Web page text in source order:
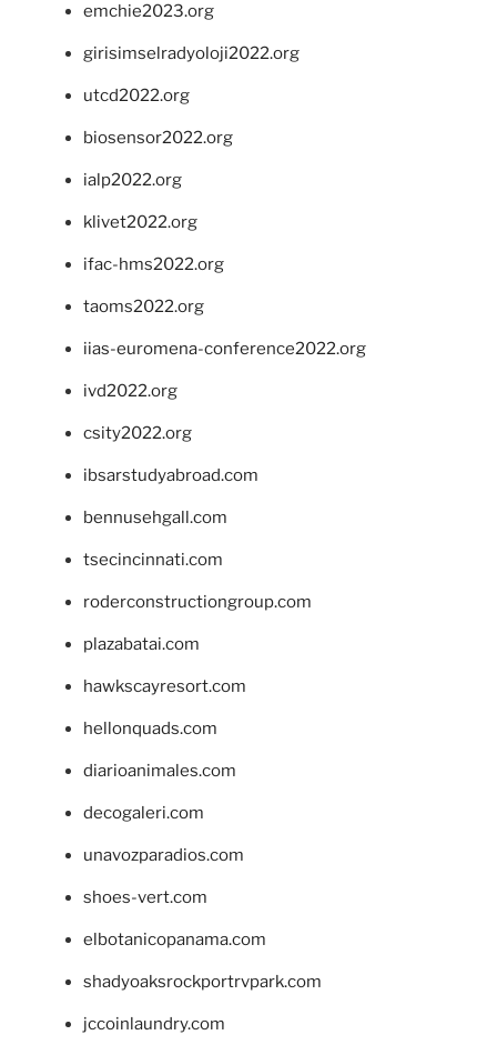
emchie2023.org
girisimselradyoloji2022.org
utcd2022.org
biosensor2022.org
ialp2022.org
klivet2022.org
ifac-hms2022.org
taoms2022.org
iias-euromena-conference2022.org
ivd2022.org
csity2022.org
ibsarstudyabroad.com
bennusehgall.com
tsecincinnati.com
roderconstructiongroup.com
plazabatai.com
hawkscayresort.com
hellonquads.com
diarioanimales.com
decogaleri.com
unavozparadios.com
shoes-vert.com
elbotanicopanama.com
shadyoaksrockportrvpark.com
jccoinlaundry.com